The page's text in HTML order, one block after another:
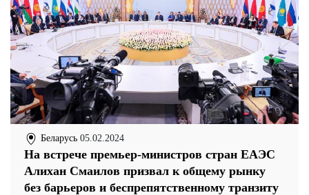
Беларусь 05.02.2024
На встрече премьер-министров стран ЕАЭС
Алихан Смаилов призвал к общему рынку
без барьеров и беспрепятственному транзиту